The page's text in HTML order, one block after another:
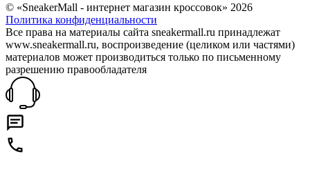
© «SneakerMall - интернет магазин кроссовок» 2026
Политика конфиденциальности
Все права на материалы сайта sneakermall.ru принадлежат
www.sneakermall.ru, воспроизведение (целиком или частями)
материалов может производиться только по письменному
разрешению правообладателя